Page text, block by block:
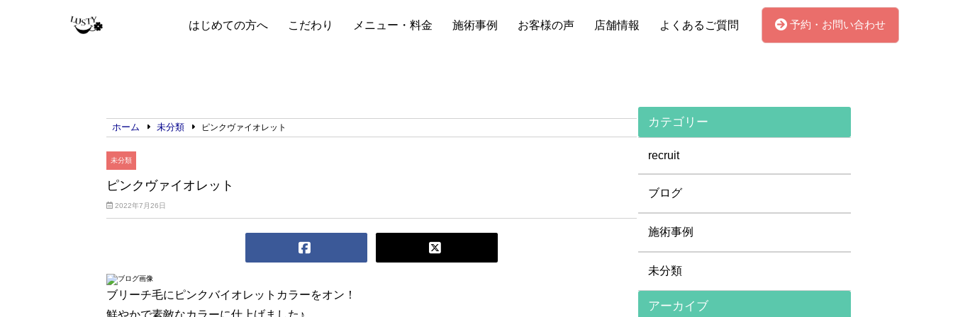
はじめての方へ こだわり メニュー・料金 施術事例 お客様の声 店舗情報 よくあるご質問 予約・お問い合わせ
ホーム 未分類 ピンクヴァイオレット
未分類
ピンクヴァイオレット
2022年7月26日
ブリーチ毛にピンクバイオレットカラーをオン！
鮮やかで素敵なカラーに仕上げました♪
カテゴリー
recruit
ブログ
施術事例
未分類
アーカイブ